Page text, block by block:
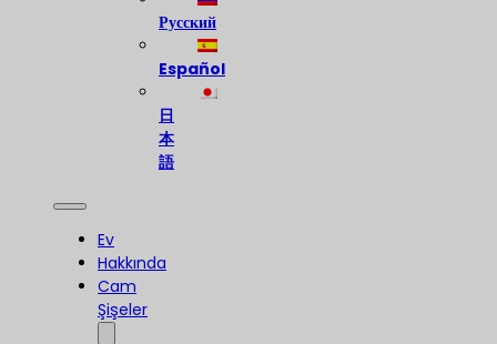
Русский
Español
日
本
語
Ev
Hakkında
Cam
Şişeler